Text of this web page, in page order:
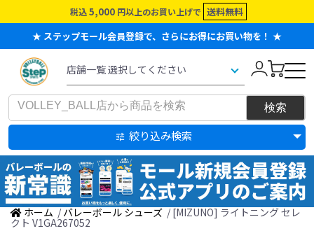
税込 5,000 円以上のお買い上げで 送料無料
★ ステップモール会員登録で、さらにお得にお買い物を！ ★
絞り込み検索
ホーム / バレーボール シューズ / [MIZUNO] ライトニング セレ
クト V1GA267052